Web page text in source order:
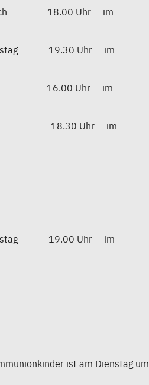
18.00 Uhr im
19.30 Uhr im
16.00 Uhr im
18.30 Uhr im
19.00 Uhr im
ist am Dienstag um